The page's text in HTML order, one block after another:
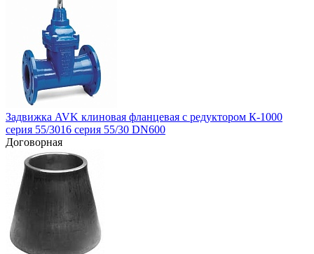
Задвижка AVK клиновая фланцевая с редуктором К-1000
серия 55/3016 серия 55/30 DN600
Договорная